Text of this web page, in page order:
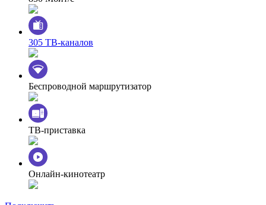
305 ТВ-каналов
Беспроводной маршрутизатор
ТВ-приставка
Онлайн-кинотеатр